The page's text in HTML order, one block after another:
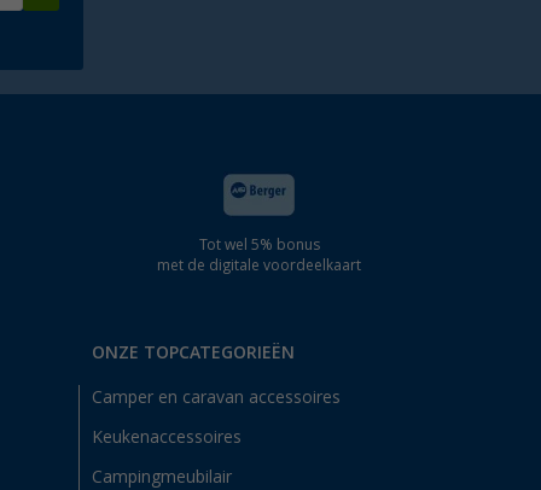
Tot wel 5% bonus
met de digitale voordeelkaart
ONZE TOPCATEGORIEËN
Camper en caravan accessoires
Keukenaccessoires
Campingmeubilair